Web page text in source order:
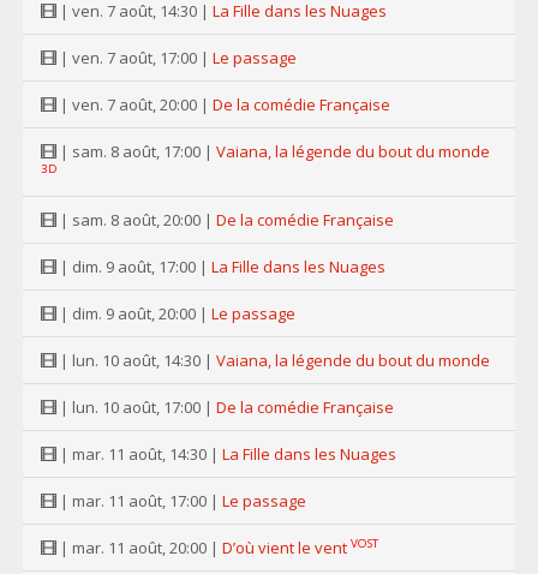
| ven. 7 août, 14:30 | La Fille dans les Nuages
| ven. 7 août, 17:00 | Le passage
| ven. 7 août, 20:00 | De la comédie Française
| sam. 8 août, 17:00 | Vaiana, la légende du bout du monde
3D
| sam. 8 août, 20:00 | De la comédie Française
| dim. 9 août, 17:00 | La Fille dans les Nuages
| dim. 9 août, 20:00 | Le passage
| lun. 10 août, 14:30 | Vaiana, la légende du bout du monde
| lun. 10 août, 17:00 | De la comédie Française
| mar. 11 août, 14:30 | La Fille dans les Nuages
| mar. 11 août, 17:00 | Le passage
| mar. 11 août, 20:00 | D’où vient le vent VOST